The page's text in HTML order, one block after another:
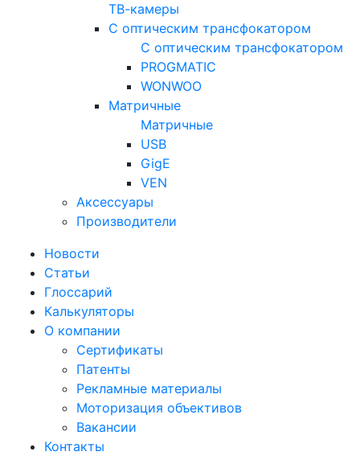
ТВ-камеры
С оптическим трансфокатором
С оптическим трансфокатором
PROGMATIC
WONWOO
Матричные
Матричные
USB
GigE
VEN
Аксессуары
Производители
Новости
Статьи
Глоссарий
Калькуляторы
О компании
Сертификаты
Патенты
Рекламные материалы
Моторизация объективов
Вакансии
Контакты